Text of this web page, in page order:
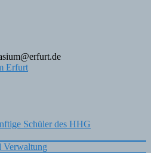
Schüler des HHG
Verwaltung